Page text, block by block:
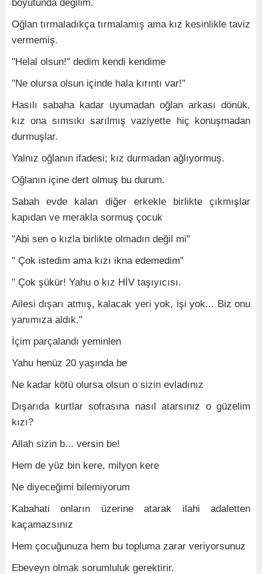
boyutunda değilim.
Oğlan tırmaladıkça tırmalamış ama kız kesinlikle taviz
vermemiş.
"Helal olsun!" dedim kendi kendime
"Ne olursa olsun içinde hala kırıntı var!"
Hasılı sabaha kadar uyumadan oğlan arkası dönük,
kız ona sımsıkı sarılmış vaziyette hiç konuşmadan
durmuşlar.
Yalnız oğlanın ifadesi; kız durmadan ağlıyormuş.
Oğlanın içine dert olmuş bu durum.
Sabah evde kalan diğer erkekle birlikte çıkmışlar
kapıdan ve merakla sormuş çocuk
"Abi sen o kızla birlikte olmadın değil mi"
" Çok istedim ama kızı ikna edemedim"
" Çok şükür! Yahu o kız HİV taşıyıcısı.
Ailesi dışarı atmış, kalacak yeri yok, işi yok... Biz onu
yanımıza aldık."
İçim parçalandı yeminlen
Yahu henüz 20 yaşında be
Ne kadar kötü olursa olsun o sizin evladınız
Dışarıda kurtlar sofrasına nasıl atarsınız o güzelim
kızı?
Allah sizin b... versin be!
Hem de yüz bin kere, milyon kere
Ne diyeceğimi bilemiyorum
Kabahati onların üzerine atarak ilahi adaletten
kaçamazsınız
Hem çocuğunuza hem bu topluma zarar veriyorsunuz
Ebeveyn olmak sorumluluk gerektirir.